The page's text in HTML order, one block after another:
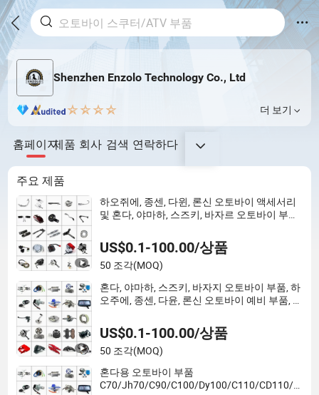
Shenzhen Enzolo Technology Co., Ltd
더 보기
홈페이지제품 회사 검색 연락하다
주요 제품
하오쥐에, 종센, 다윈, 론신 오토바이 액세서리
및 혼다, 야마하, 스즈키, 바자르 오토바이 부품,
US$0.1-100.00/상품
50 조각(MOQ)
혼다, 야마하, 스즈키, 바자지 오토바이 부품, 하
오주에, 종센, 다윤, 론신 오토바이 예비 부품, 바
US$0.1-100.00/상품
50 조각(MOQ)
혼다용 오토바이 부품
C70/Jh70/C90/C100/Dy100/C110/CD110/Lf